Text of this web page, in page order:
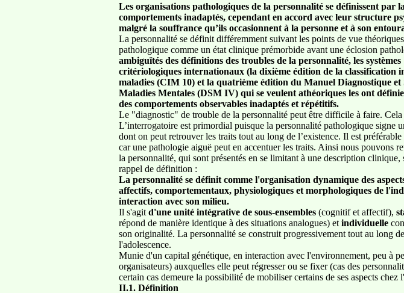
Les organisations pathologiques de la personnalité se définissent par
comportements inadaptés, cependant en accord avec leur structure
malgré la souffrance qu’ils occasionnent à la personne et à son
La personnalité se définit différemment suivant les points de vue
pathologique comme un état clinique prémorbide avant une éclosion
ambiguïtés des définitions des troubles de la personnalité, les systèmes
critériologiques internationaux (la dixième édition de la classification
maladies (CIM 10) et la quatrième édition du Manuel Diagnostique et
Maladies Mentales (DSM IV) qui se veulent athéoriques les ont
des comportements observables inadaptés et répétitifs.
Le "diagnostic" de trouble de la personnalité peut être difficile à faire.
L’interrogatoire est primordial puisque la personnalité pathologique signe
dont on peut retrouver les traits tout au long de l’existence. Il est
car une pathologie aiguë peut en accentuer les traits. Ainsi nous pouvons
la personnalité, qui sont présentés en se limitant à une description clinique,
rappel de définition :
La personnalité se définit comme l'organisation dynamique des
affectifs, comportementaux, physiologiques et morphologiques de
interaction avec son milieu.
Il s'agit d'une unité intégrative de sous-ensembles (cognitif et affectif),
répond de manière identique à des situations analogues) et individuelle
son originalité. La personnalité se construit progressivement tout au long
l'adolescence.
Munie d'un capital génétique, en interaction avec l'environnement, peu à
organisateurs) auxquelles elle peut régresser ou se fixer (cas des
certain cas demeure la possibilité de mobiliser certains de ses aspects chez
II.1. Définition